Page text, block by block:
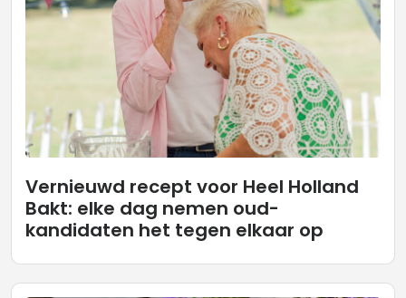
Vernieuwd recept voor Heel Holland
Bakt: elke dag nemen oud-
kandidaten het tegen elkaar op